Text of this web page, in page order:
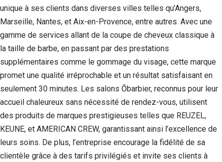
unique à ses clients dans diverses villes telles qu’Angers,
Marseille, Nantes, et Aix-en-Provence, entre autres. Avec une
gamme de services allant de la coupe de cheveux classique à
la taille de barbe, en passant par des prestations
supplémentaires comme le gommage du visage, cette marque
promet une qualité irréprochable et un résultat satisfaisant en
seulement 30 minutes. Les salons Ōbarbier, reconnus pour leur
accueil chaleureux sans nécessité de rendez-vous, utilisent
des produits de marques prestigieuses telles que REUZEL,
KEUNE, et AMERICAN CREW, garantissant ainsi l’excellence de
leurs soins. De plus, l’entreprise encourage la fidélité de sa
clientèle grâce à des tarifs privilégiés et invite ses clients à